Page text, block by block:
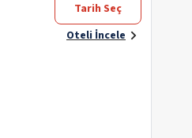
Tarih Seç
Oteli İncele